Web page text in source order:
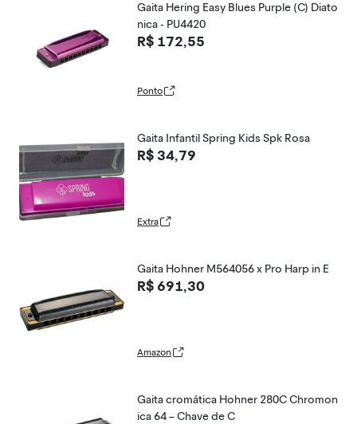
Gaita Hering Easy Blues Purple (C) Diato
nica - PU4420
R$ 172,55
Ponto
Gaita Infantil Spring Kids Spk Rosa
R$ 34,79
Extra
Gaita Hohner M564056 x Pro Harp in E
R$ 691,30
Amazon
Gaita cromática Hohner 280C Chromon
ica 64 – Chave de C